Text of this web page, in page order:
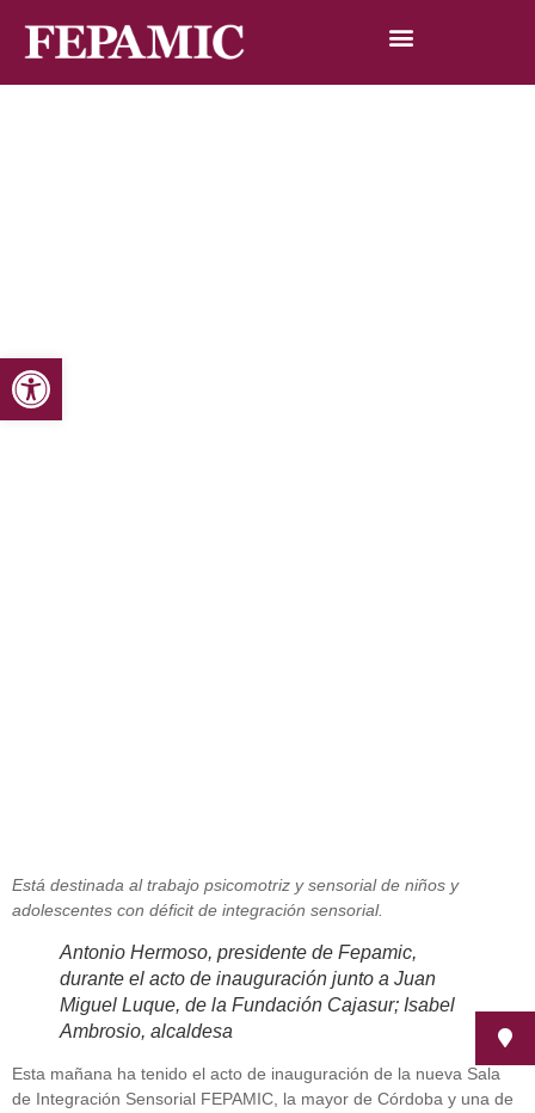
Abrir barra de herramientas
Inicio
Está destinada al trabajo psicomotriz y sensorial de niños y
adolescentes con déficit de integración sensorial.
Antonio Hermoso, presidente de Fepamic,
durante el acto de inauguración junto a Juan
Miguel Luque, de la Fundación Cajasur; Isabel
Ambrosio, alcaldesa
Esta mañana ha tenido el acto de inauguración de la nueva Sala
de Integración Sensorial FEPAMIC, la mayor de Córdoba y una de